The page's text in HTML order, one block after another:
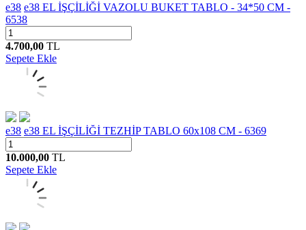
e38 e38 EL İŞÇİLİĞİ VAZOLU BUKET TABLO - 34*50 CM -
6538
4.700,00 TL
Sepete Ekle
e38 e38 EL İŞÇİLİĞİ TEZHİP TABLO 60x108 CM - 6369
10.000,00 TL
Sepete Ekle